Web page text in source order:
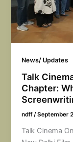
News/ Updates
Talk
Chapter:
ndff/September
Talk Cinema